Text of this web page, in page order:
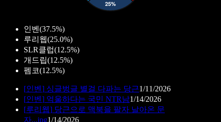
인벤 (37.5%)
루리웹(25.0%)
SLR클럽(12.5%)
개드립(12.5%)
펨코(12.5%)
[인벤 ] 싱글벙글 별걸 다파는 당근1/11/2026
[인벤 ] 억울하다는 국민 NTR남1/14/2026
[루리웹] 당근으로 맥북을 팔자 날아온 문
자...jpg1/14/2026